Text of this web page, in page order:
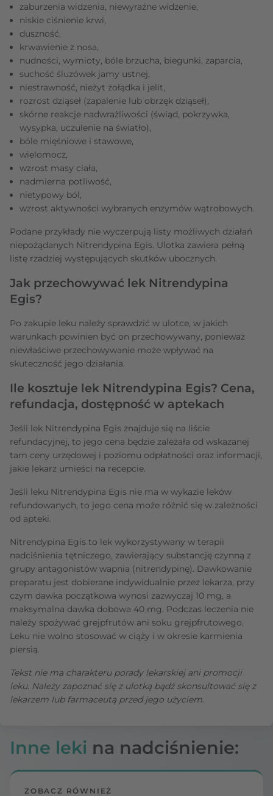
zaburzenia widzenia, niewyraźne widzenie,
niskie ciśnienie krwi,
duszność,
krwawienie z nosa,
nudności, wymioty, bóle brzucha, biegunki, zaparcia,
suchość śluzówek jamy ustnej,
niestrawność, nieżyt żołądka i jelit,
rozrost dziąseł (zapalenie lub obrzęk dziąseł),
skórne reakcje nadwrażliwości (świąd, pokrzywka,
wysypka, uczulenie na światło),
bóle mięśniowe i stawowe,
wielomocz,
wzrost masy ciała,
nadmierna potliwość,
nietypowy ból,
wzrost aktywności wybranych enzymów wątrobowych.
Podane przykłady nie wyczerpują listy możliwych działań
niepożądanych Nitrendypina Egis. Ulotka zawiera pełną
listę rzadziej występujących skutków ubocznych.
Jak przechowywać lek Nitrendypina
Egis?
Po zakupie leku należy sprawdzić w ulotce, w jakich
warunkach powinien być on przechowywany, ponieważ
niewłaściwe przechowywanie może wpływać na
skuteczność jego działania.
Ile kosztuje lek Nitrendypina Egis? Cena,
refundacja, dostępność w aptekach
Jeśli lek Nitrendypina Egis znajduje się na liście
refundacyjnej, to jego cena będzie zależała od wskazanej
tam ceny urzędowej i poziomu odpłatności oraz informacji,
jakie lekarz umieści na recepcie.
Jeśli leku Nitrendypina Egis nie ma w wykazie leków
refundowanych, to jego cena może różnić się w zależności
od apteki.
Nitrendypina Egis to lek wykorzystywany w terapii
nadciśnienia tętniczego, zawierający substancję czynną z
grupy antagonistów wapnia (nitrendypinę). Dawkowanie
preparatu jest dobierane indywidualnie przez lekarza, przy
czym dawka początkowa wynosi zazwyczaj 10 mg, a
maksymalna dawka dobowa 40 mg. Podczas leczenia nie
należy spożywać grejpfrutów ani soku grejpfrutowego.
Leku nie wolno stosować w ciąży i w okresie karmienia
piersią.
Tekst nie ma charakteru porady lekarskiej ani promocji
leku. Należy zapoznać się z ulotką bądź skonsultować się z
lekarzem lub farmaceutą przed jego użyciem.
Inne leki na nadciśnienie:
ZOBACZ RÓWNIEŻ